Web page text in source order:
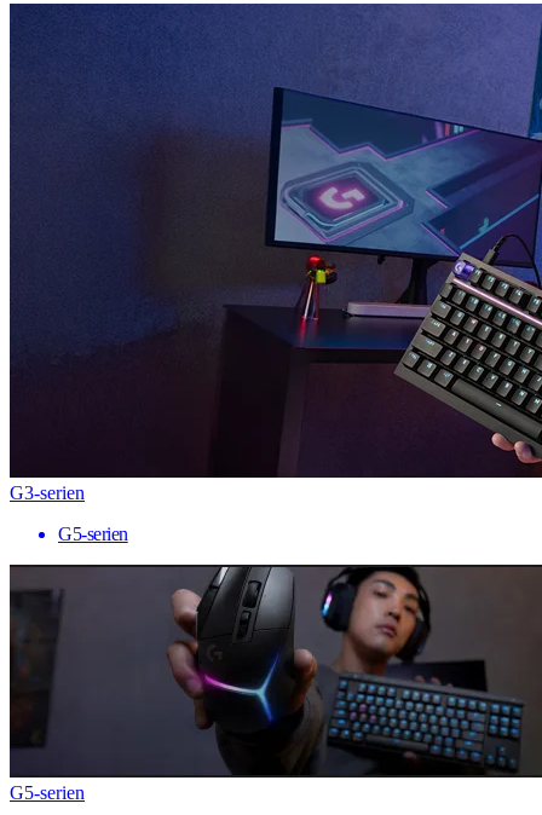
G3-serien
G5-serien
G5-serien